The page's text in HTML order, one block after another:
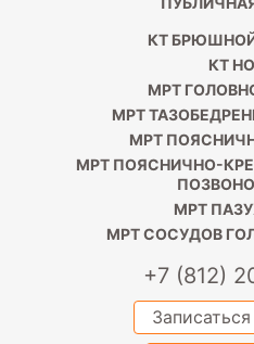
КТ
КТ
МРТ
МРТ
МРТ
МРТ ПОЯСНИЧНО-
МРТ
МРТ СОСУДОВ
+7 (812)